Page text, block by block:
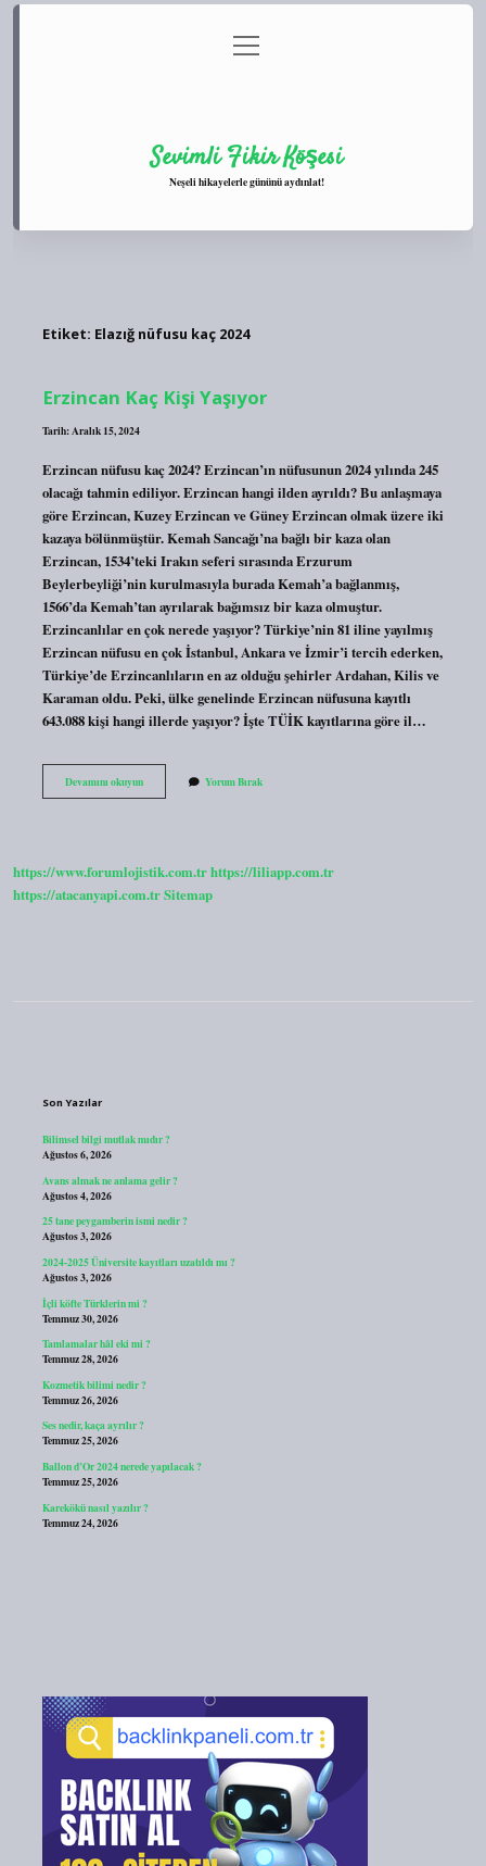
Gizlilik Politikası
menüyü
aç
Sevimli Fikir Köşesi
Neşeli hikayelerle gününü aydınlat!
Etiket: Elazığ nüfusu kaç 2024
Erzincan Kaç Kişi Yaşıyor
Tarih: Aralık 15, 2024
Erzincan nüfusu kaç 2024? Erzincan’ın nüfusunun 2024 yılında 245
olacağı tahmin ediliyor. Erzincan hangi ilden ayrıldı? Bu anlaşmaya
göre Erzincan, Kuzey Erzincan ve Güney Erzincan olmak üzere iki
kazaya bölünmüştür. Kemah Sancağı’na bağlı bir kaza olan
Erzincan, 1534’teki Irakın seferi sırasında Erzurum
Beylerbeyliği’nin kurulmasıyla burada Kemah’a bağlanmış,
1566’da Kemah’tan ayrılarak bağımsız bir kaza olmuştur.
Erzincanlılar en çok nerede yaşıyor? Türkiye’nin 81 iline yayılmış
Erzincan nüfusu en çok İstanbul, Ankara ve İzmir’i tercih ederken,
Türkiye’de Erzincanlıların en az olduğu şehirler Ardahan, Kilis ve
Karaman oldu. Peki, ülke genelinde Erzincan nüfusuna kayıtlı
643.088 kişi hangi illerde yaşıyor? İşte TÜİK kayıtlarına göre il…
Devamını okuyunErzincan
Kaç
Yorum Bırak
https://www.forumlojistik.com.trhttps://liliapp.com.tr
https://atacanyapi.com.trSitemap
Son Yazılar
Bilimsel bilgi mutlak mıdır ?
Ağustos 6, 2026
Avans almak ne anlama gelir ?
Ağustos 4, 2026
25 tane peygamberin ismi nedir ?
Ağustos 3, 2026
2024-2025 Üniversite kayıtları uzatıldı mı ?
Ağustos 3, 2026
İçli köfte Türklerin mi ?
Temmuz 30, 2026
Tamlamalar hâl eki mi ?
Temmuz 28, 2026
Kozmetik bilimi nedir ?
Temmuz 26, 2026
Ses nedir, kaça ayrılır ?
Temmuz 25, 2026
Ballon d’Or 2024 nerede yapılacak ?
Temmuz 25, 2026
Karekökü nasıl yazılır ?
Temmuz 24, 2026